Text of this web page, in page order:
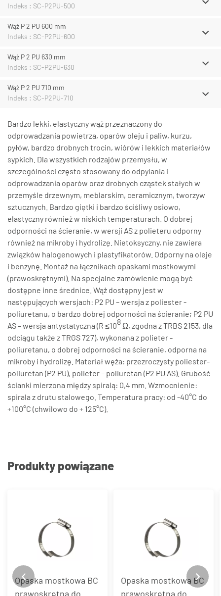
Indeks : SC-P2PU-500
Wąż P 2 PU 600 mm
Indeks : SC-P2PU-600
Wąż P 2 PU 630 mm
Indeks : SC-P2PU-630
Wąż P 2 PU 710 mm
Indeks : SC-P2PU-710
Bardzo lekki, elastyczny wąż przeznaczony do
odprowadzania powietrza, oparów oleju i paliw, kurzu,
pyłów, bardzo drobnych trocin, wiórów i lekkich materiałów
sypkich. Dla wszystkich rodzajów przemysłu, w
szczególności często stosowany do odpylania i
odprowadzania oparów oraz drobnych cząstek stałych w
przemyśle drzewnym, meblarskim, ceramicznym, tworzyw
sztucznych. Bardzo giętki i bardzo ściśliwy osiowo,
elastyczny również w niskich temperaturach. O dobrej
odporności na ścieranie, w wersji AS z polieteru odporny
również na mikroby i hydrolizę. Nietoksyczny, nie zawiera
związków halogenowych i plastyfikatorów. Odporny na oleje
i benzynę. Montaż na łącznikach opaskami mostkowymi
(prawoskrętnymi). Na specjalne zamówienie mogą być
dostępne inne średnice. Wąż dostępny jest w
następujących wersjach: P2 PU – wersja z poliester -
poliuretanu, o bardzo dobrej odporności na ścieranie; P2 PU
AS – wersja antystatyczna (R ≤108 Ω, zgodna z TRBS 2153, dla
odciągu także z TRGS 727), wykonana z polieter -
poliuretanu, o dobrej odporności na ścieranie, odporna na
mikroby i hydrolizę. Materiał węża: przezroczysty poliester-
poliuretan (P2 PU), polieter – poliuretan (P2 PU AS). Grubość
ścianki mierzona między spiralą: 0,4 mm. Wzmocnienie:
spirala z drutu stalowego. Temperatura pracy: od -40°C do
+100°C (chwilowo do + 125°C).
Produkty powiązane
Opaska mostkowa BC
prawoskrętna do
Opaska mostkowa BC
prawoskrętna do